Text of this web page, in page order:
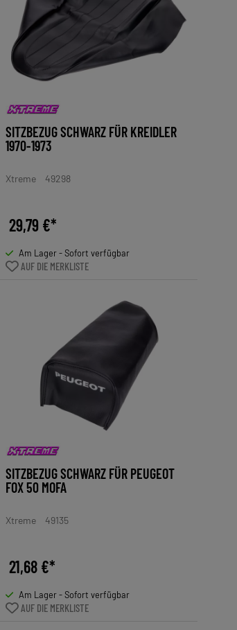
SITZBEZUG SCHWARZ FÜR KREIDLER
1970-1973
Xtreme 49298
29,79 €*
Am Lager - Sofort verfügbar
AUF DIE MERKLISTE
SITZBEZUG SCHWARZ FÜR PEUGEOT
FOX 50 MOFA
Xtreme 49135
21,68 €*
Am Lager - Sofort verfügbar
AUF DIE MERKLISTE